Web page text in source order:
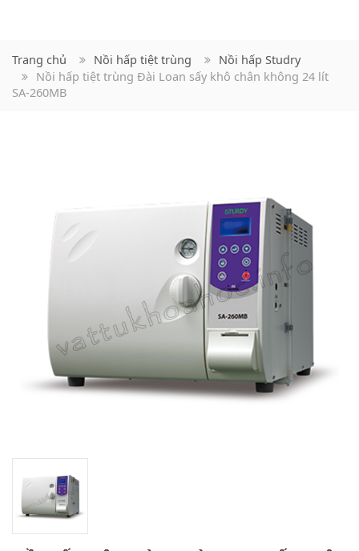
Trang chủ Nồi hấp tiệt trùng
Nồi hấp Studry
Nồi hấp tiệt trùng Đài Loan sấy khô chân không 24 lít
SA-260MB